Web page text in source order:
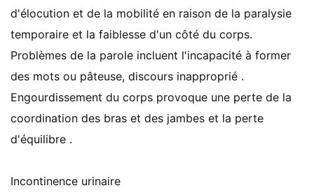
d'élocution et de la mobilité en raison de la paralysie
temporaire et la faiblesse d'un côté du corps.
Problèmes de la parole incluent l'incapacité à former
des mots ou pâteuse, discours inapproprié .
Engourdissement du corps provoque une perte de la
coordination des bras et des jambes et la perte
d'équilibre .
Incontinence urinaire